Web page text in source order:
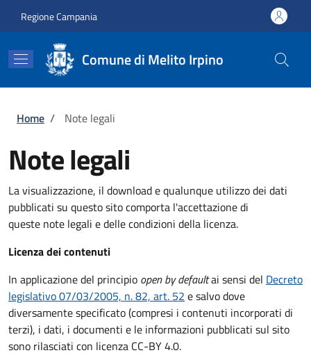
Regione Campania
Comune di Melito Irpino
Briciole di pane
Home / Note legali
Note legali
La visualizzazione, il download e qualunque utilizzo dei dati
pubblicati su questo sito comporta l'accettazione di
queste note legali e delle condizioni della licenza.
Licenza dei contenuti
In applicazione del principio open by defaultai sensi del Decreto
legislativo 07/03/2005, n. 82, art. 52 e salvo dove
diversamente specificato (compresi i contenuti incorporati di
terzi), i dati, i documenti e le informazioni pubblicati sul sito
sono rilasciati con licenza CC-BY 4.0.